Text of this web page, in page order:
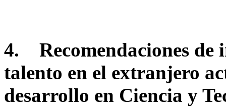
4.
Recomendaciones
talento en el extranjero
desarrollo en Ciencia y